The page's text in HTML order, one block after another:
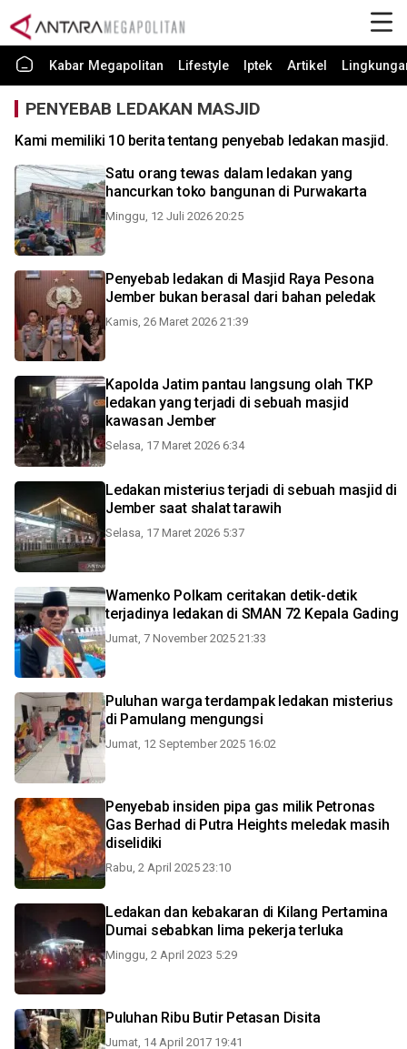
Kabar Megapolitan Lifestyle Iptek Artikel
PENYEBAB LEDAKAN MASJID
Kami memiliki 10 berita tentang penyebab ledakan masjid.
Satu orang tewas dalam ledakan yang
hancurkan toko bangunan di Purwakarta
Minggu, 12 Juli 2026 20:25
Penyebab ledakan di Masjid Raya Pesona
Jember bukan berasal dari bahan peledak
Kamis, 26 Maret 2026 21:39
Kapolda Jatim pantau langsung olah TKP
ledakan yang terjadi di sebuah masjid
kawasan Jember
Selasa, 17 Maret 2026 6:34
Ledakan misterius terjadi di sebuah masjid di
Jember saat shalat tarawih
Selasa, 17 Maret 2026 5:37
Wamenko Polkam ceritakan detik-detik
terjadinya ledakan di SMAN 72 Kepala Gading
Jumat, 7 November 2025 21:33
Puluhan warga terdampak ledakan misterius
di Pamulang mengungsi
Jumat, 12 September 2025 16:02
Penyebab insiden pipa gas milik Petronas
Gas Berhad di Putra Heights meledak masih
diselidiki
Rabu, 2 April 2025 23:10
Ledakan dan kebakaran di Kilang Pertamina
Dumai sebabkan lima pekerja terluka
Minggu, 2 April 2023 5:29
Puluhan Ribu Butir Petasan Disita
Jumat, 14 April 2017 19:41